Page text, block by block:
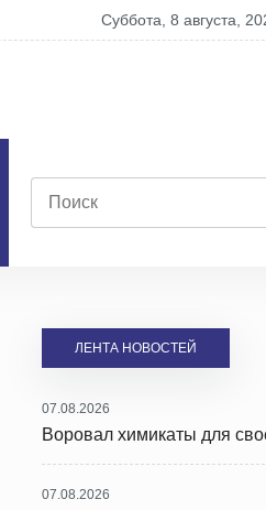
Безопасность двухколесного
суббота, 8 августа,
ЛЕНТА НОВОСТЕЙ
07.08.2026
Воровал химикаты для
07.08.2026